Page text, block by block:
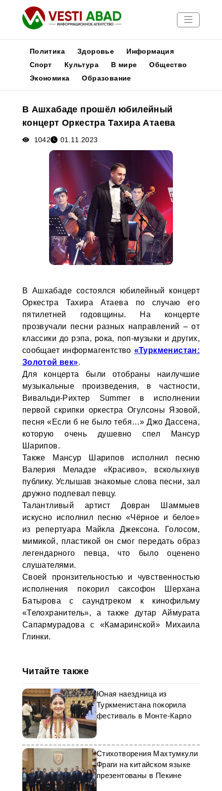
Новости
Медиа
Афиша
Политика Здоровье
Информация
Спорт
Культура В мире
Общество
Экономика
Образование
В Ашхабаде прошёл юбилейный
концерт Оркестра Тахира Атаева
1042 01.11.2023
В Ашхабаде состоялся юбилейный концерт
Оркестра Тахира Атаева по случаю его
пятилетней годовщины. На концерте
прозвучали песни разных направлений – от
классики до рэпа, рока, поп-музыки и других,
сообщает информагентство «Туркменистан:
Золотой век».
Для концерта были отобраны наилучшие
музыкальные произведения, в частности,
Вивальди-Рихтер Summer в исполнении
первой скрипки оркестра Огулсоны Язовой,
песня «Если б не было тебя…» Джо Дассена,
которую очень душевно спел Мансур
Шарипов.
Также Мансур Шарипов исполнил песню
Валерия Меладзе «Красиво», всколыхнув
публику. Услышав знакомые слова песни, зал
дружно подпевал певцу.
Талантливый артист Довран Шаммыев
искусно исполнил песню «Чёрное и белое»
из репертуара Майкла Джексона. Голосом,
мимикой, пластикой он смог передать образ
легендарного певца, что было оценено
слушателями.
Своей пронзительностью и чувственностью
исполнения покорил саксофон Шерхана
Батырова с саундтреком к кинофильму
«Телохранитель», а также дутар Аймурата
Сапармурадова с «Камаринской» Михаила
Глинки.
Читайте также
Юная наездница из
Туркменистана покорила
фестиваль в Монте-Карло
Стихотворения Махтумкули
Фраги на китайском языке
презентованы в Пекине